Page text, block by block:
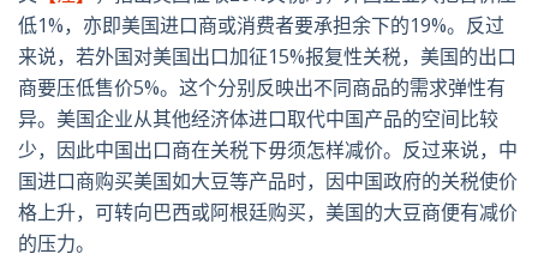
低1%，亦即美国进口商或消费者要承担余下的19%。反过
来说，若外国对美国出口加征15%报复性关税，美国的出口
商要压低售价5%。这个分别反映出不同商品的需求弹性有
异。美国企业从其他经济体进口取代中国产品的空间比较
少，因此中国出口商在关税下毋须怎样减价。反过来说，中
国进口商购买美国如大豆等产品时，因中国政府的关税使价
格上升，可转向巴西或阿根廷购买，美国的大豆商便有减价
的压力。